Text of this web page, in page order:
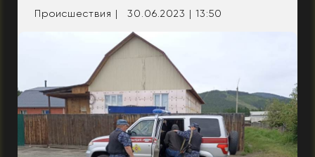
Происшествия | 30.06.2023 | 13:50